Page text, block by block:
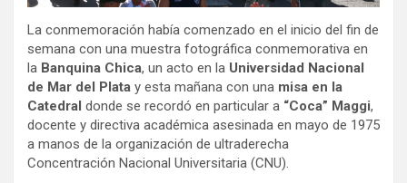
La conmemoración había comenzado en el inicio del fin de
semana con una muestra fotográfica conmemorativa en
la Banquina Chica, un acto en la Universidad Nacional
de Mar del Plata y esta mañana con una misa en la
Catedral donde se recordó en particular a “Coca” Maggi,
docente y directiva académica asesinada en mayo de 1975
a manos de la organización de ultraderecha
Concentración Nacional Universitaria (CNU).